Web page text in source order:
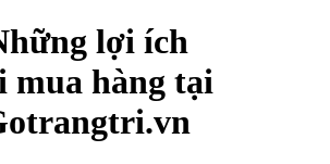
lợi ích
mua hàng tại